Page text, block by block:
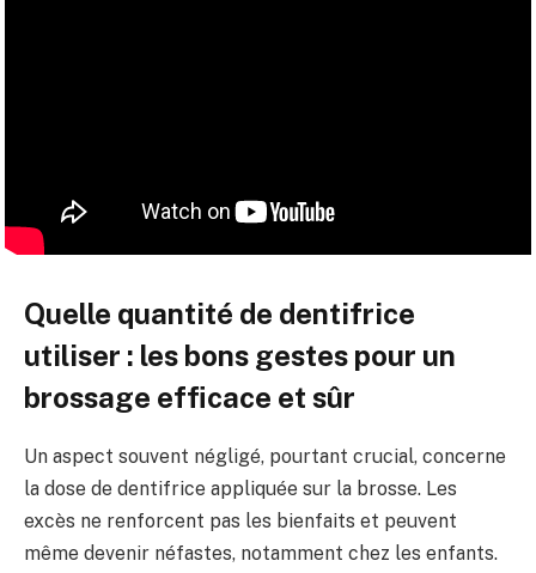
Quelle quantité de dentifrice
utiliser : les bons gestes pour un
brossage efficace et sûr
Un aspect souvent négligé, pourtant crucial, concerne
la dose de dentifrice appliquée sur la brosse. Les
excès ne renforcent pas les bienfaits et peuvent
même devenir néfastes, notamment chez les enfants.